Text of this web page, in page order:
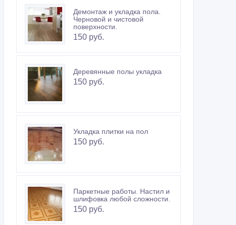
Демонтаж и укладка пола.
Черновой и чистовой
поверхности.
150 руб.
Деревянные полы укладка
150 руб.
Укладка плитки на пол
150 руб.
Паркетные работы. Настил и
шлифовка любой сложности.
150 руб.